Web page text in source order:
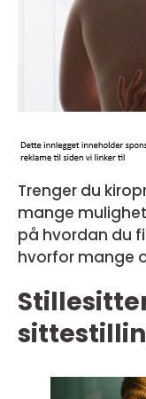
Trenger du
mange
på hvordan du
hvorfor mange